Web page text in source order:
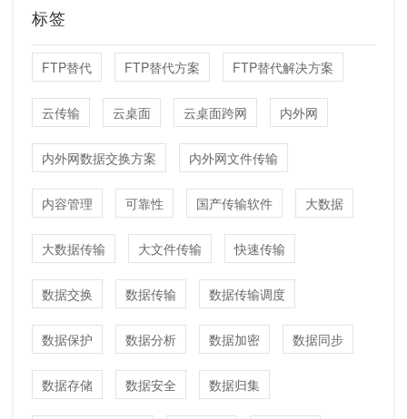
标签
FTP替代 FTP替代方案 FTP替代解决方案
云传输 云桌面 云桌面跨网 内外网
内外网数据交换方案 内外网文件传输
内容管理 可靠性 国产传输软件 大数据
大数据传输 大文件传输 快速传输
数据交换 数据传输 数据传输调度
数据保护 数据分析 数据加密 数据同步
数据存储 数据安全 数据归集